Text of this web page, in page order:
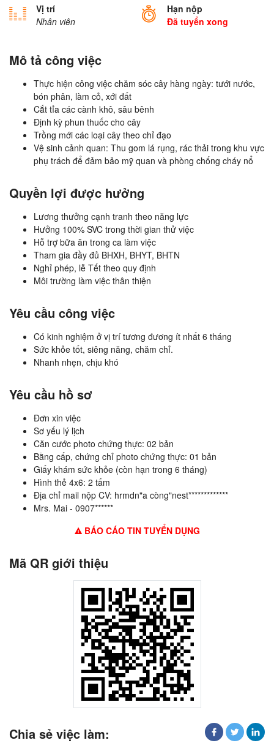
Vị trí
Nhân viên
Hạn nộp
Đã tuyển xong
Mô tả công việc
Thực hiện công việc chăm sóc cây hàng ngày: tưới nước,
bón phân, làm cỏ, xới đất
Cắt tỉa các cành khô, sâu bênh
Định kỳ phun thuốc cho cây
Trồng mới các loại cây theo chỉ đạo
Vệ sinh cảnh quan: Thu gom lá rụng, rác thải trong khu vực
phụ trách để đảm bảo mỹ quan và phòng chống cháy nổ
Quyền lợi được hưởng
Lương thưởng cạnh tranh theo năng lực
Hưởng 100% SVC trong thời gian thử việc
Hỗ trợ bữa ăn trong ca làm việc
Tham gia đầy đủ BHXH, BHYT, BHTN
Nghỉ phép, lễ Tết theo quy định
Môi trường làm việc thân thiện
Yêu cầu công việc
Có kinh nghiệm ở vị trí tương đương ít nhất 6 tháng
Sức khỏe tốt, siêng năng, chăm chỉ.
Nhanh nhẹn, chịu khó
Yêu cầu hồ sơ
Đơn xin việc
Sơ yếu lý lịch
Căn cước photo chứng thực: 02 bản
Bằng cấp, chứng chỉ photo chứng thực: 01 bản
Giấy khám sức khỏe (còn hạn trong 6 tháng)
Hình thẻ 4x6: 2 tấm
Địa chỉ mail nộp CV: hrmdn"a còng"nest*************
Mrs. Mai - 0907******
BÁO CÁO TIN TUYỂN DỤNG
Mã QR giới thiệu
Chia sẻ việc làm: